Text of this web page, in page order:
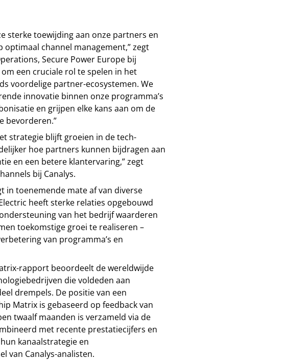
sterke toewijding aan onze partners en
optimaal channel management,” zegt
Secure Power Europe bij
een cruciale rol te spelen in het
voordelige partner-ecosystemen. We
innovatie binnen onze programma’s
en grijpen elke kans aan om de
bevorderen.”
strategie blijft groeien in de tech-
hoe partners kunnen bijdragen aan
en een betere klantervaring,” zegt
bij Canalys.
in toenemende mate af van diverse
heeft sterke relaties opgebouwd
van het bedrijf waarderen
toekomstige groei te realiseren –
van programma’s en
rapport beoordeelt de wereldwijde
die voldeden aan
drempels. De positie van een
Matrix is gebaseerd op feedback van
twaalf maanden is verzameld via de
met recente prestatiecijfers en
kanaalstrategie en
van Canalys-analisten.